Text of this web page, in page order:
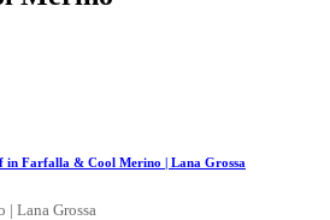
in Farfalla & Cool Merino | Lana Grossa
Lana Grossa